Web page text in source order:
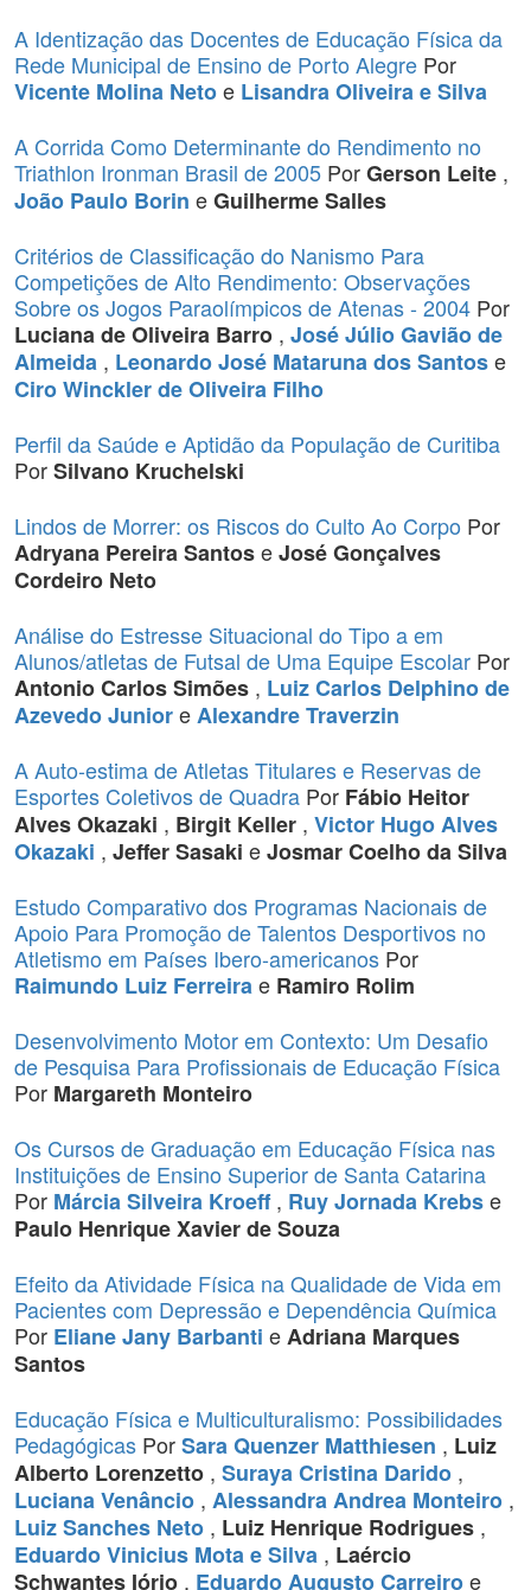
A Identização das Docentes de Educação Física da
Rede Municipal de Ensino de Porto Alegre Por
Vicente Molina Netoe Lisandra Oliveira e Silva
A Corrida Como Determinante do Rendimento no
Triathlon Ironman Brasil de 2005 PorGerson Leite ,
João Paulo Borin eGuilherme Salles
Critérios de Classificação do Nanismo Para
Competições de Alto Rendimento: Observações
Sobre os Jogos Paraolímpicos de Atenas - 2004 Por
Luciana de Oliveira Barro , José Júlio Gavião de
Almeida , Leonardo José Mataruna dos Santose
Ciro Winckler de Oliveira Filho
Perfil da Saúde e Aptidão da População de Curitiba
PorSilvano Kruchelski
Lindos de Morrer: os Riscos do Culto Ao Corpo Por
Adryana Pereira SantoseJosé Gonçalves
Cordeiro Neto
Análise do Estresse Situacional do Tipo a em
Alunos/atletas de Futsal de Uma Equipe Escolar Por
Antonio Carlos Simões , Luiz Carlos Delphino de
Azevedo JunioreAlexandre Traverzin
A Auto-estima de Atletas Titulares e Reservas de
Esportes Coletivos de Quadra Por Fábio Heitor
Alves Okazaki , Birgit Keller , Victor Hugo Alves
Okazaki , Jeffer Sasaki eJosmar Coelho da Silva
Estudo Comparativo dos Programas Nacionais de
Apoio Para Promoção de Talentos Desportivos no
Atletismo em Países Ibero-americanos Por
Raimundo Luiz Ferreirae Ramiro Rolim
Desenvolvimento Motor em Contexto: Um Desafio
de Pesquisa Para Profissionais de Educação Física
Por Margareth Monteiro
Os Cursos de Graduação em Educação Física nas
Instituições de Ensino Superior de Santa Catarina
Por Márcia Silveira Kroeff , Ruy Jornada Krebse
Paulo Henrique Xavier de Souza
Efeito da Atividade Física na Qualidade de Vida em
Pacientes com Depressão e Dependência Química
Por Eliane Jany Barbanti eAdriana Marques
Santos
Educação Física e Multiculturalismo: Possibilidades
Pedagógicas PorSara Quenzer Matthiesen , Luiz
Alberto Lorenzetto , Suraya Cristina Darido ,
Luciana Venâncio , Alessandra Andrea Monteiro ,
Luiz Sanches Neto , Luiz Henrique Rodrigues ,
Eduardo Vinicius Mota e Silva , Laércio
Schwantes Iório , Eduardo Augusto Carreiroe